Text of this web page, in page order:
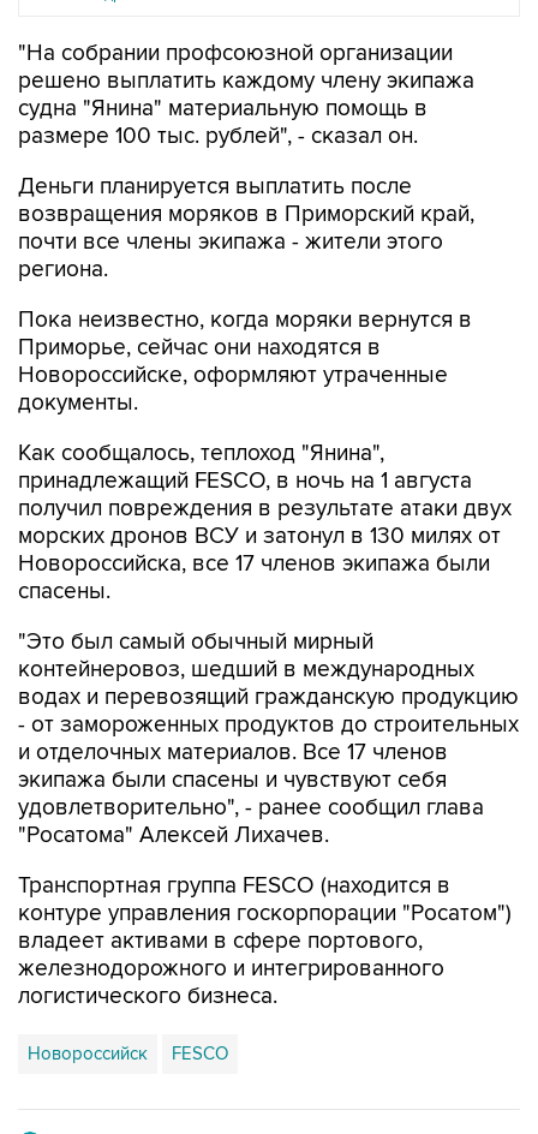
"На собрании профсоюзной организации
решено выплатить каждому члену экипажа
судна "Янина" материальную помощь в
размере 100 тыс. рублей", - сказал он.
Деньги планируется выплатить после
возвращения моряков в Приморский край,
почти все члены экипажа - жители этого
региона.
Пока неизвестно, когда моряки вернутся в
Приморье, сейчас они находятся в
Новороссийске, оформляют утраченные
документы.
Как сообщалось, теплоход "Янина",
принадлежащий FESCO, в ночь на 1 августа
получил повреждения в результате атаки двух
морских дронов ВСУ и затонул в 130 милях от
Новороссийска, все 17 членов экипажа были
спасены.
"Это был самый обычный мирный
контейнеровоз, шедший в международных
водах и перевозящий гражданскую продукцию
- от замороженных продуктов до строительных
и отделочных материалов. Все 17 членов
экипажа были спасены и чувствуют себя
удовлетворительно", - ранее сообщил глава
"Росатома" Алексей Лихачев.
Транспортная группа FESCO (находится в
контуре управления госкорпорации "Росатом")
владеет активами в сфере портового,
железнодорожного и интегрированного
логистического бизнеса.
Новороссийск FESCO